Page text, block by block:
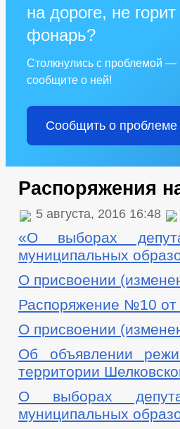
на дороге, не горит
фонарь?
Столкнулись с проблемой —
сообщите о ней!
Сообщить о проблеме
Распоряжения
5 августа, 2016 16:48
«О выборах
муниципальных
О присвоении
Распоряжение №10 от
О присвоении
Об объявлении
территории
О выборах
муниципальных